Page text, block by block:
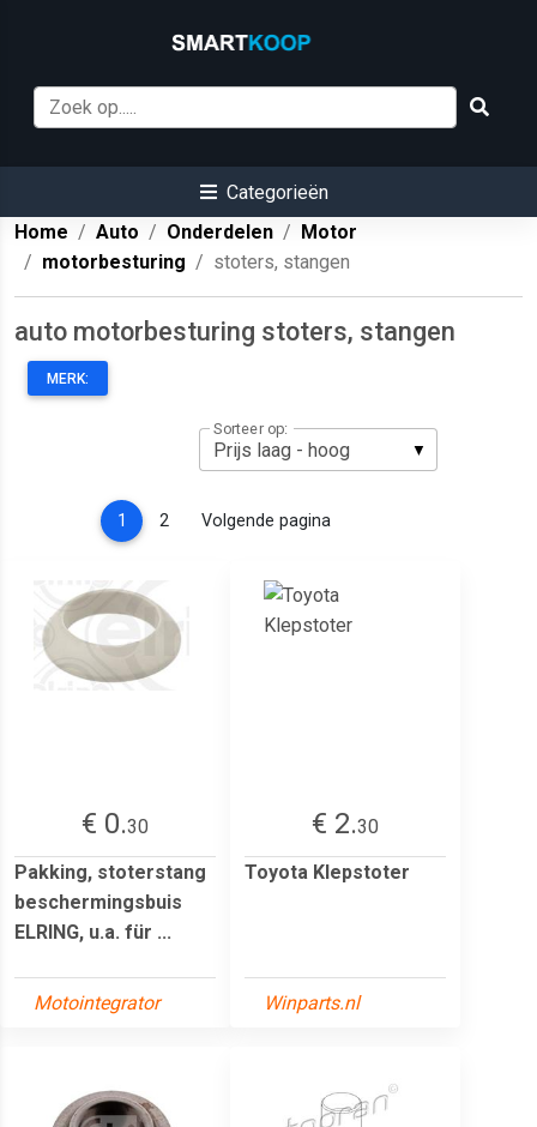
Categorieën
Home
Auto Onderdelen
Motor
motorbesturing
stoters, stangen
auto motorbesturing stoters, stangen
MERK:
Sorteer op:
1 (current)
2 Volgende pagina
€ 0.30
Pakking, stoterstang
beschermingsbuis
ELRING, u.a. für ...
Motointegrator
€ 2.30
Toyota Klepstoter
Winparts.nl